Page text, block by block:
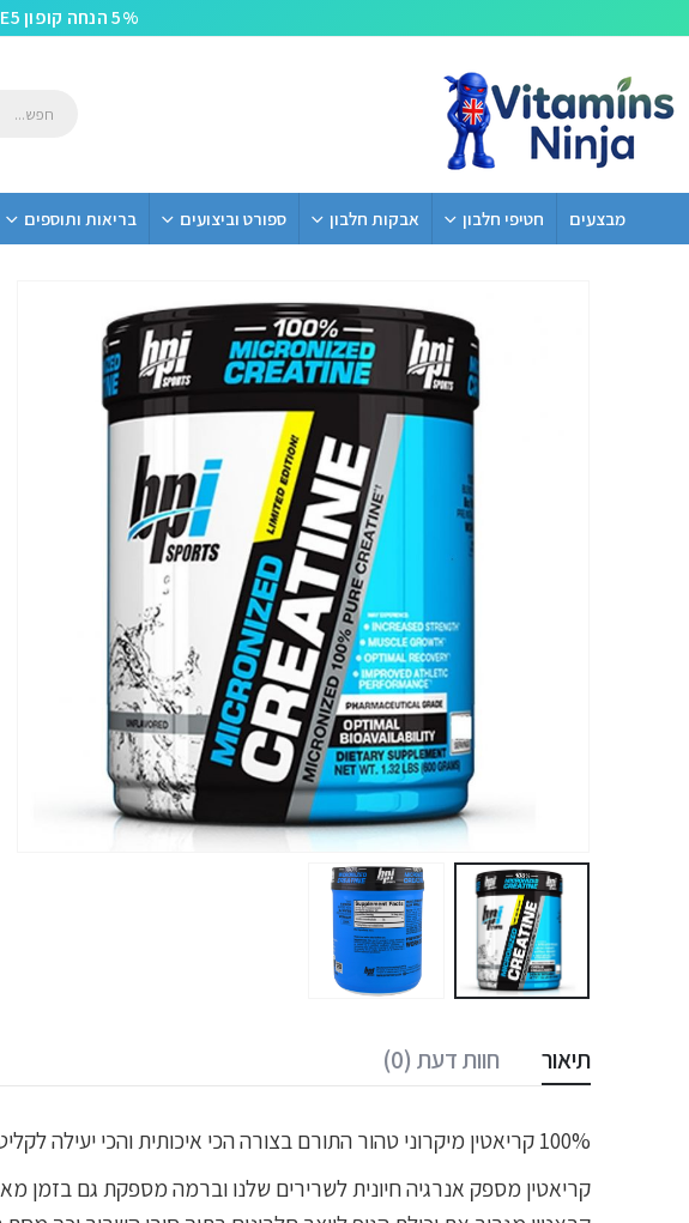
5% הנחה קופון TAKE5 בקניית 2 מוצרים. משלוח חינם מעל 279 שח!
מבצעים חטיפי חלבון אבקות חלבון ספורט וביצועים בריאות ותוספים
תיאור חוות דעת (0)
100% קריאטין מיקרוני טהור התורם בצורה הכי איכותית והכי יעילה לקליטה אופטימלית של הקריאטין. קריאטין ידוע בתור תוסף תזונה קריטי ונחוץ למתאמנים ולמפתחי גוף .
קריאטין מספק אנרגיה חיונית לשרירים שלנו וברמה מספקת גם בזמן